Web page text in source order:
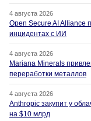
4 августа 2026
Open Secure AI
инцидентах с ИИ
4 августа 2026
Mariana Minerals
переработки металлов
4 августа 2026
Anthropic закупит у
на $10 млрд